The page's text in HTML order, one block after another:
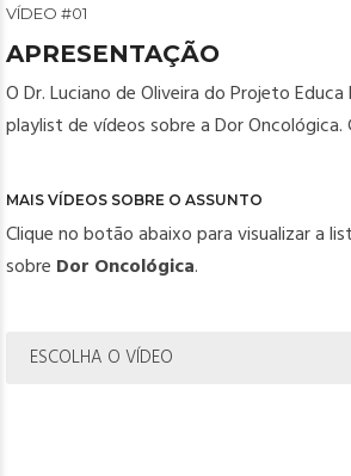
VÍDEO #01
APRESENTAÇÃO
O Dr. Luciano de Oliveira do Projeto Educa
playlist de vídeos sobre a Dor Oncológica.
MAIS VÍDEOS SOBRE O ASSUNTO
Clique no botão abaixo para visualizar a
sobre Dor Oncológica.
ESCOLHA O VÍDEO